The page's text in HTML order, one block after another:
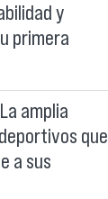
y
primera
amplia
que
a sus